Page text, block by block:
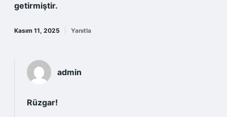
getirmiştir.
Kasım 11, 2025 Yanıtla
admin
Rüzgar!